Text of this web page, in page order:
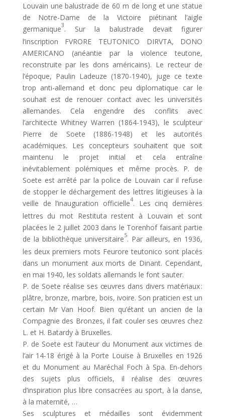
Louvain une balustrade de 60 m de long et une statue
de Notre-Dame de la Victoire piétinant l’aigle
germanique3. Sur la balustrade devait figurer
l’inscription FVRORE TEUTONICO DIRVTA, DONO
AMERICANO (anéantie par la violence teutone,
reconstruite par les dons américains). Le recteur de
l’époque, Paulin Ladeuze (1870-1940), juge ce texte
trop anti-allemand et donc peu diplomatique car le
souhait est de renouer contact avec les universités
allemandes. Cela engendre des conflits avec
l’architecte Whitney Warren (1864-1943), le sculpteur
Pierre de Soete (1886-1948) et les autorités
académiques. Les concepteurs souhaitent que soit
maintenu le projet initial et cela entraîne
inévitablement polémiques et même procès. P. de
Soete est arrêté par la police de Louvain car il refuse
de stopper le déchargement des lettres litigieuses à la
veille de l’inauguration officielle4. Les cinq dernières
lettres du mot Restituta restent à Louvain et sont
placées le 2 juillet 2003 dans le Torenhof faisant partie
de la bibliothèque universitaire5. Par ailleurs, en 1936,
les deux premiers mots Feurore teutonico sont placés
dans un monument aux morts de Dinant. Cependant,
en mai 1940, les soldats allemands le font sauter.
P. de Soete réalise ses œuvres dans divers matériaux :
plâtre, bronze, marbre, bois, ivoire. Son praticien est un
certain Mr Van Hoof. Bien qu’étant un ancien de la
Compagnie des Bronzes, il fait couler ses œuvres chez
L. et H. Batardy à Bruxelles.
P. de Soete est l’auteur du Monument aux victimes de
l’air 14-18 érigé à la Porte Louise à Bruxelles en 1926
et du Monument au Maréchal Foch à Spa. En-dehors
des sujets plus officiels, il réalise des œuvres
d’inspiration plus libre consacrées au sport, à la danse,
à la maternité, …
Ses sculptures et médailles sont évidemment